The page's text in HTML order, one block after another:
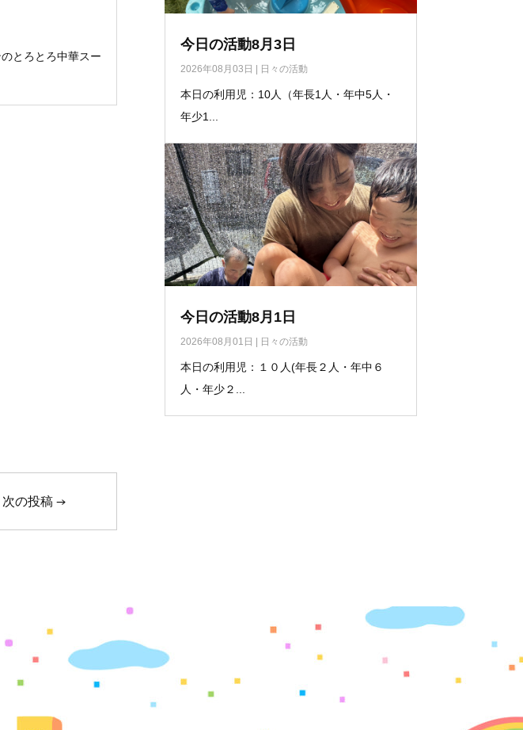
とろとろ中華スー
今日の活動8月3日
2026年08月03日 日々の活動
本日の利用児：10人（年長1人・年中5人・
年少1...
今日の活動8月1日
2026年08月01日 日々の活動
本日の利用児：１０人(年長２人・年中６
人・年少２...
次の投稿→